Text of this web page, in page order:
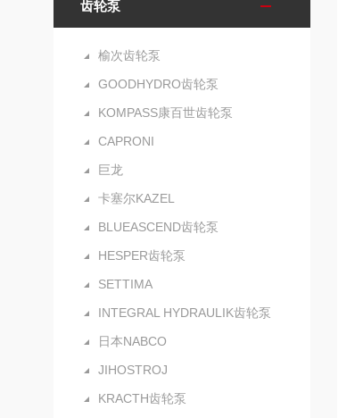
齿轮泵
榆次齿轮泵
GOODHYDRO齿轮泵
KOMPASS康百世齿轮泵
CAPRONI
巨龙
卡塞尔KAZEL
BLUEASCEND齿轮泵
HESPER齿轮泵
SETTIMA
INTEGRAL HYDRAULIK齿轮泵
日本NABCO
JIHOSTROJ
KRACTH齿轮泵